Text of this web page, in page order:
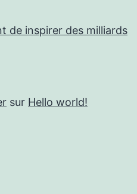
de inspirer des milliards
sur Hello world!